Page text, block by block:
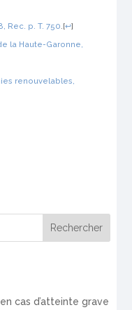
Rec. p. T. 750.[↩]
la Haute-Garonne,
renouvelables,
cas d’atteinte grave